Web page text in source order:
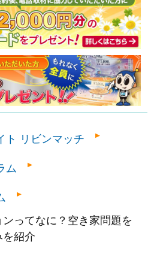
ト リビンマッチ
ム
ってなに？空き家問題を
紹介